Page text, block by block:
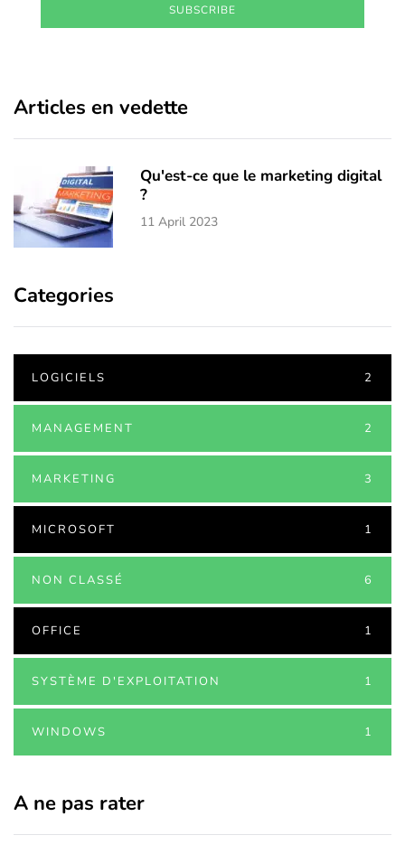
SUBSCRIBE
Articles en vedette
Qu'est-ce que le marketing digital
?
11 April 2023
Categories
LOGICIELS 2
MANAGEMENT 2
MARKETING 3
MICROSOFT 1
NON CLASSÉ 6
OFFICE 1
SYSTÈME D'EXPLOITATION 1
WINDOWS 1
A ne pas rater